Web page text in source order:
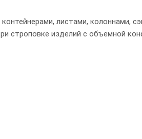
листами, колоннами,
строповке изделий с объемной